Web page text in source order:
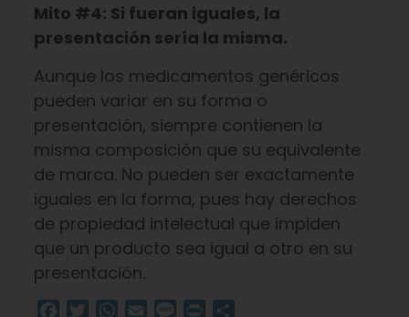
Mito #4: Si fueran iguales, la
presentación sería la misma.
Aunque los medicamentos genéricos
pueden variar en su forma o
presentación, siempre contienen la
misma composición que su equivalente
de marca. No pueden ser exactamente
iguales en la forma, pues hay derechos
de propiedad intelectual que impiden
que un producto sea igual a otro en su
presentación.
Facebook
TwitterWhatsApp
Email Message
Print